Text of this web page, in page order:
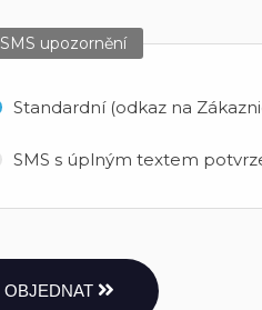
SMS upozornění
Standardní (odkaz na
SMS s úplným textem
OBJEDNAT